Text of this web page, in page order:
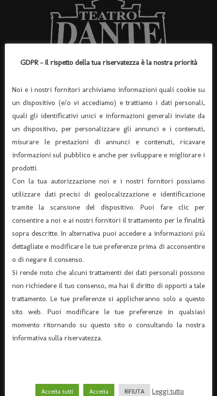
ASSOCIAZIONE “TEATRO DANTE” APS
(Associazione di Promozione Sociale, Iscrizione n°
105174)
Via Verona 8 – 37045 Legnago – (tel. 0442-25544)
C.F. 91015660235 - P.I. 03726920238
Codice univoco per fatturazione elettronica KRRH6B9
Dove siamo
I servizi
Policy e Privacy
La storia del Teatro Dante
ARCHIVIO
Archivio Spettacoli
GDPR - Il rispetto della tua riservatezza è la nostra priorità
Noi e i nostri fornitori archiviamo informazioni quali cookie su
un dispositivo (e/o vi accediamo) e trattiamo i dati personali,
quali gli identificativi unici e informazioni generali inviate da
un dispositivo, per personalizzare gli annunci e i contenuti,
misurare le prestazioni di annunci e contenuti, ricavare
informazioni sul pubblico e anche per sviluppare e migliorare i
prodotti.
Con la tua autorizzazione noi e i nostri fornitori possiamo
utilizzare dati precisi di geolocalizzazione e identificazione
tramite la scansione del dispositivo. Puoi fare clic per
consentire a noi e ai nostri fornitori il trattamento per le finalità
sopra descritte. In alternativa puoi accedere a informazioni più
dettagliate e modificare le tue preferenze prima di acconsentire
o di negare il consenso.
Si rende noto che alcuni trattamenti dei dati personali possono
non richiedere il tuo consenso, ma hai il diritto di opporti a tale
trattamento. Le tue preferenze si applicheranno solo a questo
sito web. Puoi modificare le tue preferenze in qualsiasi
momento ritornando su questo sito o consultando la nostra
informativa sulla riservatezza.
Accetta tutti Accetta RIFIUTA Leggi tutto